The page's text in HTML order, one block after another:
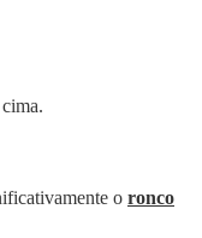
o ronco